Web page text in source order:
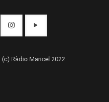
Ràdio Maricel 2022